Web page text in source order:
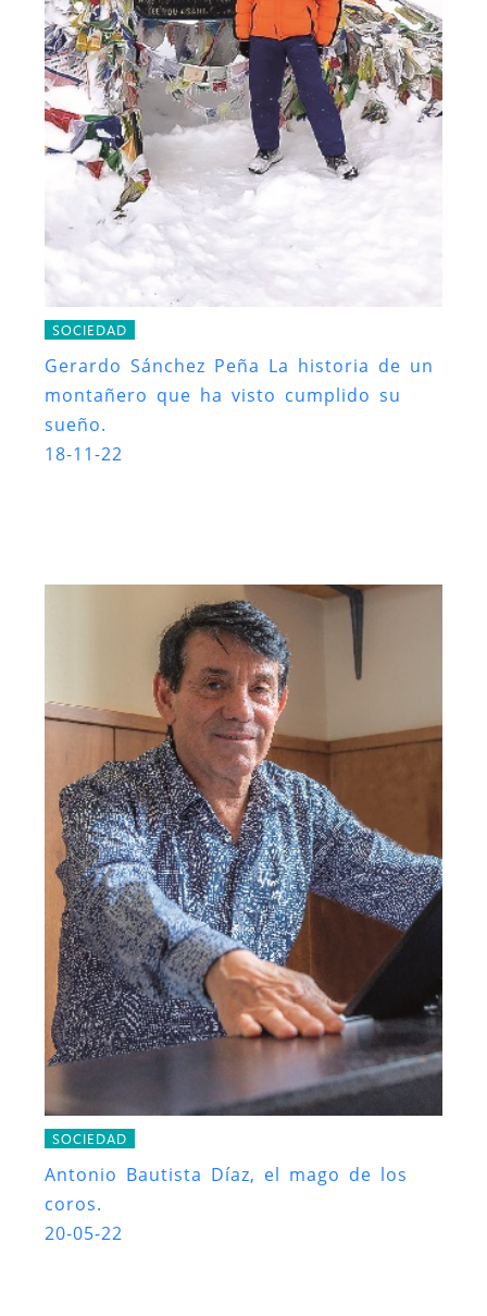
SOCIEDAD
Gerardo Sánchez Peña La historia de un
montañero que ha visto cumplido su
sueño.
18-11-22
SOCIEDAD
Antonio Bautista Díaz, el mago de los
coros.
20-05-22